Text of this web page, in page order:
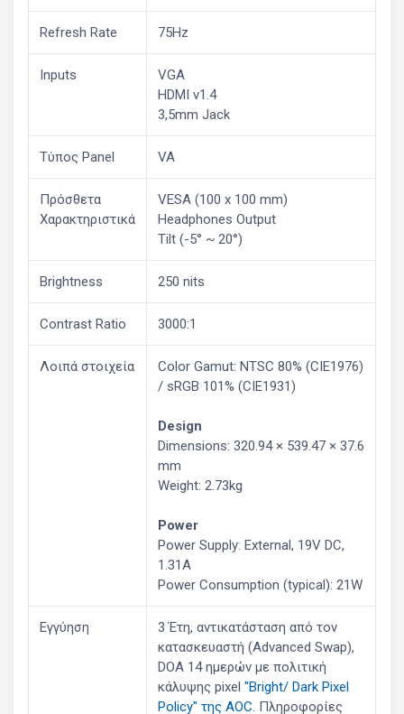
Refresh Rate 75Hz
Inputs
VGA
HDMI v1.4
3,5mm Jack
Τύπος Panel VA
Πρόσθετα
Χαρακτηριστικά
VESA (100 x 100 mm)
Headphones Output
Tilt (-5° ~ 20°)
Brightness 250 nits
Contrast Ratio 3000:1
Λοιπά στοιχεία
Color Gamut: NTSC 80% (CIE1976)
/ sRGB 101% (CIE1931)
Design
Dimensions: 320.94 × 539.47 × 37.6
mm
Weight: 2.73kg
Power
Power Supply: External, 19V DC,
1.31A
Power Consumption (typical): 21W
Εγγύηση
3 Έτη, αντικατάσταση από τοv
κατασκευαστή (Advanced Swap),
DOA 14 ημερών με πολιτική
κάλυψης pixel "Bright/ Dark Pixel
Policy" της AOC. Πληροφορίες